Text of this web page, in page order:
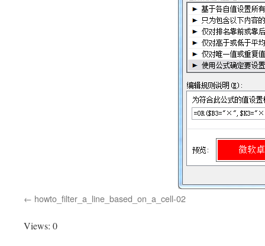
howto_filter_a_line_based_on_a_cell-02
Views: 0